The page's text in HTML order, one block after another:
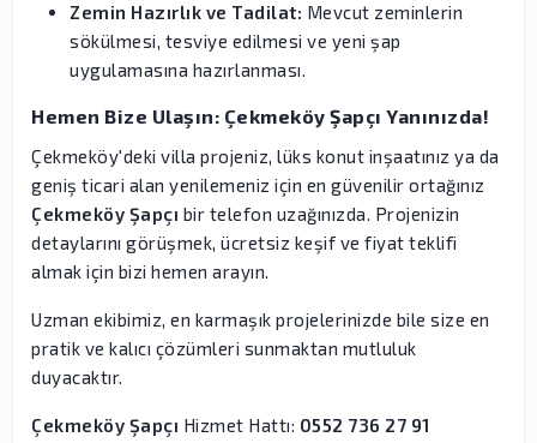
Zemin Hazırlık ve Tadilat: Mevcut zeminlerin
sökülmesi, tesviye edilmesi ve yeni şap
uygulamasına hazırlanması.
Hemen Bize Ulaşın: Çekmeköy Şapçı Yanınızda!
Çekmeköy'deki villa projeniz, lüks konut inşaatınız ya da
geniş ticari alan yenilemeniz için en güvenilir ortağınız
Çekmeköy Şapçı bir telefon uzağınızda. Projenizin
detaylarını görüşmek, ücretsiz keşif ve fiyat teklifi
almak için bizi hemen arayın.
Uzman ekibimiz, en karmaşık projelerinizde bile size en
pratik ve kalıcı çözümleri sunmaktan mutluluk
duyacaktır.
Çekmeköy Şapçı Hizmet Hattı: 0552 736 27 91